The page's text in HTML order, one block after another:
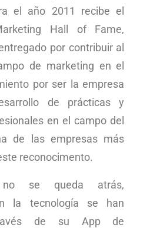
el año 2011 recibe el
Hall of Fame,
por contribuir al
de marketing en el
por ser la empresa
de prácticas y
en el campo del
de las empresas más
reconocimento.
no se queda atrás,
la tecnología se han
de su App de